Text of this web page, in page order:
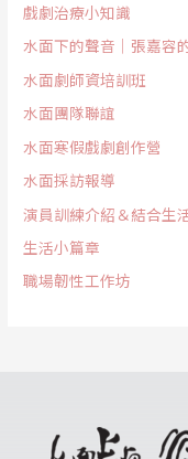
戲劇治療小知識
水面下的聲音｜張嘉容
水面劇師資培訓班
水面團隊聯誼
水面寒假戲劇創作營
水面採訪報導
演員訓練介紹＆結合生
生活小篇章
職場韌性工作坊